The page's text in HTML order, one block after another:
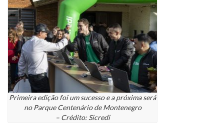
Primeira edição foi um sucesso e a próxima será
no Parque Centenário de Montenegro
– Crédito: Sicredi